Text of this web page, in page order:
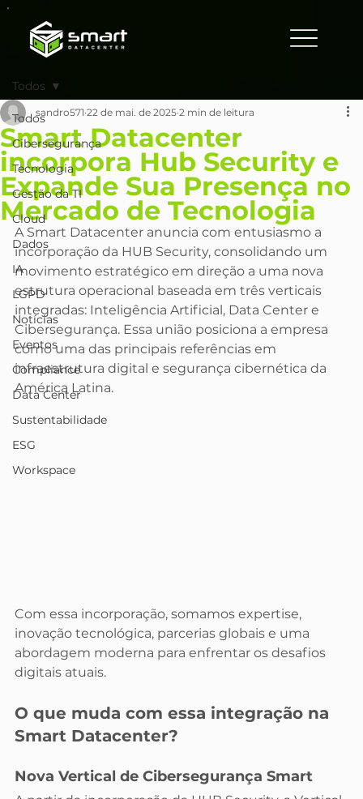
Todos
Cibersegurança
Tecnologia
Gestão da TI
Cloud
Dados
IA
LGPD
Notícias
Eventos
Compliance
Data Center
Sustentabilidade
ESG
Workspace
Todos
Smart Datacenter
incorpora Hub Security e
Expande Sua Presença no
Mercado de Tecnologia
sandro571 22 de mai. de 2025 2 min de leitura
A Smart Datacenter anuncia com entusiasmo a
incorporação da HUB Security, consolidando um
movimento estratégico em direção a uma nova
estrutura operacional baseada em três verticais
integradas: Inteligência Artificial, Data Center e
Cibersegurança. Essa união posiciona a empresa
como uma das principais referências em
infraestrutura digital e segurança cibernética da
América Latina.
Com essa incorporação, somamos expertise,
inovação tecnológica, parcerias globais e uma
abordagem moderna para enfrentar os desafios
digitais atuais.
O que muda com essa integração na
Smart Datacenter?
Nova Vertical de Cibersegurança Smart